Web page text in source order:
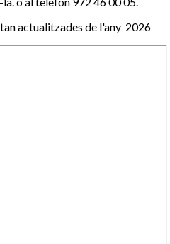
actualitzades de l'any 2026